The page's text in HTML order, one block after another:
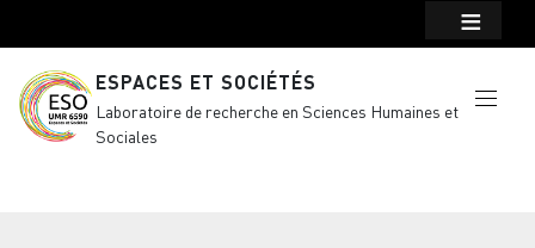
ESPACES ET SOCIÉTÉS
Laboratoire de recherche en Sciences Humaines et
Sociales